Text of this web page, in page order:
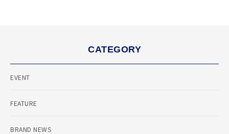
CATEGORY
EVENT
FEATURE
BRAND NEWS